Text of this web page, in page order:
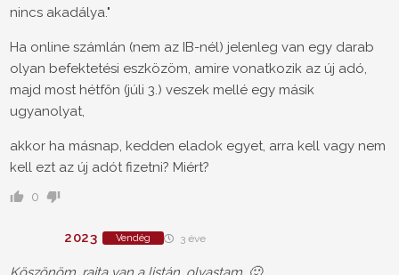
nincs akadálya."
Ha online számlán (nem az IB-nél) jelenleg van egy darab
olyan befektetési eszközöm, amire vonatkozik az új adó,
majd most hétfőn (júli 3.) veszek mellé egy másik
ugyanolyat,
akkor ha másnap, kedden eladok egyet, arra kell vagy nem
kell ezt az új adót fizetni? Miért?
0
2023 Vendég 3 éve